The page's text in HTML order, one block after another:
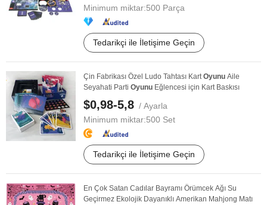
Minimum miktar:500 Parça
Tedarikçi ile İletişime Geçin
Çin Fabrikası Özel Ludo Tahtası KartOyunu Aile
Seyahati Parti Oyunu Eğlencesi için Kart Baskısı
$0,98-5,8 / Ayarla
Minimum miktar:500 Set
Tedarikçi ile İletişime Geçin
En Çok Satan Cadılar Bayramı Örümcek Ağı Su
Geçirmez Ekolojik Dayanıklı Amerikan Mahjong Matı